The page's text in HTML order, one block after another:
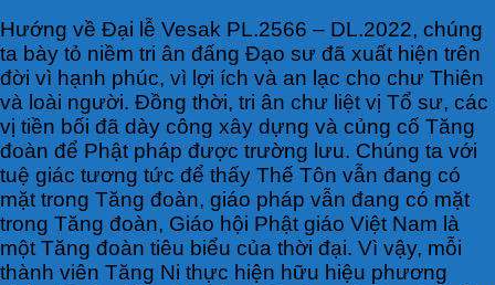
Hướng về Đại lễ Vesak PL.2566 – DL.2022, chúng
ta bày tỏ niềm tri ân đấng Đạo sư đã xuất hiện trên
đời vì hạnh phúc, vì lợi ích và an lạc cho chư Thiên
và loài người. Đồng thời, tri ân chư liệt vị Tổ sư, các
vị tiền bối đã dày công xây dựng và củng cố Tăng
đoàn để Phật pháp được trường lưu. Chúng ta với
tuệ giác tương tức để thấy Thế Tôn vẫn đang có
mặt trong Tăng đoàn, giáo pháp vẫn đang có mặt
trong Tăng đoàn, Giáo hội Phật giáo Việt Nam là
một Tăng đoàn tiêu biểu của thời đại. Vì vậy, mỗi
thành viên Tăng Ni thực hiện hữu hiệu phương